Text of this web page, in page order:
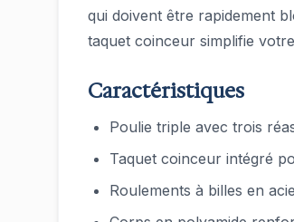
qui doivent être rapidement
taquet coinceur simplifie
Caractéristiques
Poulie triple avec trois
Taquet coinceur intégré
Roulements à billes en